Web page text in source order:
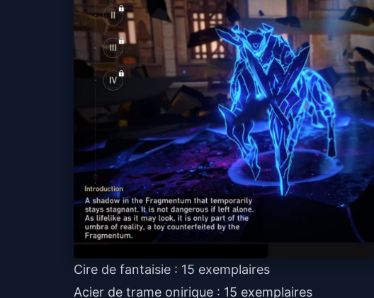
Cire de fantaisie : 15 exemplaires
Acier de trame onirique : 15 exemplaires